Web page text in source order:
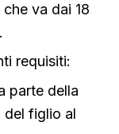
va dai 18
requisiti:
parte della
del figlio al